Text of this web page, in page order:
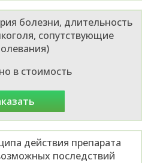
болезни, длительность
сопутствующие
в стоимость
действия препарата
последствий